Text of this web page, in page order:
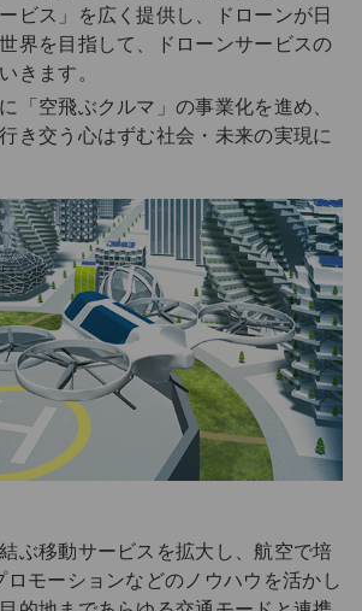
ビス」を広く提供し、ドローンが日
界を目指して、ドローンサービスの
きます。
「空飛ぶクルマ」の事業化を進め、
き交う心はずむ社会・未来の実現に
ぶ移動サービスを拡大し、航空で培
ロモーションなどのノウハウを活かし